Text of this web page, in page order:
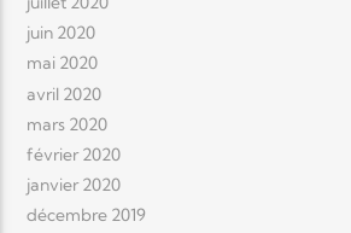
juin 2020
mai 2020
avril 2020
mars 2020
février 2020
janvier 2020
décembre 2019